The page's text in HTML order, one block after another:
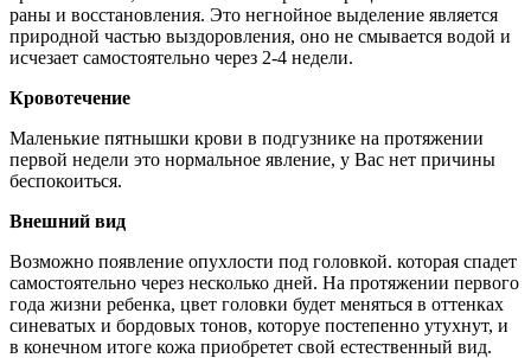
раны и восстановления. Это негнойное выделение является
природной частью выздоровления, оно не смывается водой и
исчезает самостоятельно через 2-4 недели.
Кровотечение
Маленькие пятнышки крови в подгузнике на протяжении
первой недели это нормальное явление, у Вас нет причины
беспокоиться.
Внешний вид
Возможно появление опухлости под головкой. которая спадет
самостоятельно через несколько дней. На протяжении первого
года жизни ребенка, цвет головки будет меняться в оттенках
синеватых и бордовых тонов, которуе постепенно утухнут, и
в конечном итоге кожа приобретет свой естественный вид.